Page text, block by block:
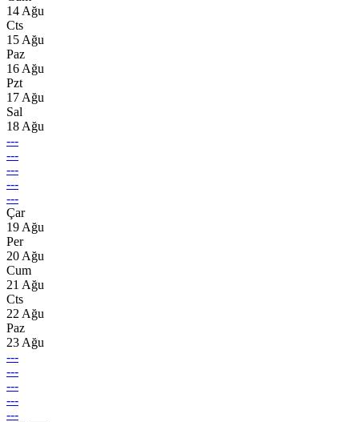
14 Ağu
Cts
15 Ağu
Paz
16 Ağu
Pzt
17 Ağu
Sal
18 Ağu
---
---
---
---
---
Çar
19 Ağu
Per
20 Ağu
Cum
21 Ağu
Cts
22 Ağu
Paz
23 Ağu
---
---
---
---
---